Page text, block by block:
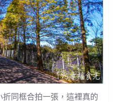
同框合拍一張，這裡真的